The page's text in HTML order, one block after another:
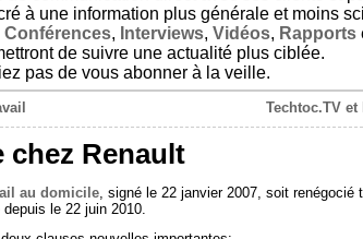
à une information plus générale et moins
Conférences, Interviews, Vidéos, Rapports
de suivre une actualité plus ciblée.
pas de vous abonner à la veille.
Techtoc.TV et
chez Renault
au domicile , signé le 22 janvier 2007, soit renégocié
le 22 juin 2010.